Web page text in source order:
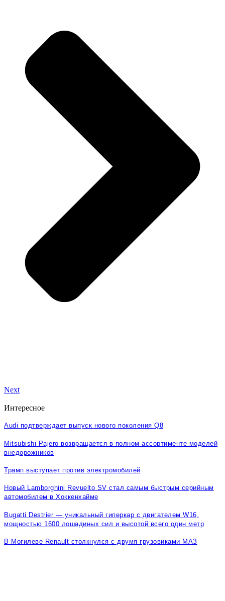
Next
Интересное
Audi подтверждает выпуск нового поколения Q8
Mitsubishi Pajero возвращается в полном ассортименте моделей
внедорожников
Трамп выступает против электромобилей
Новый Lamborghini Revuelto SV стал самым быстрым серийным
автомобилем в Хоккенхайме
Bugatti Destrier — уникальный гиперкар с двигателем W16,
мощностью 1600 лошадиных сил и высотой всего один метр
В Могилеве Renault столкнулся с двумя грузовиками МАЗ